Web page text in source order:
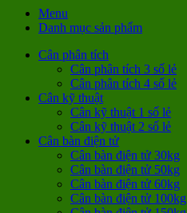
Menu
Danh mục sản phẩm
Cân phân tích
Cân phân tích 3 số lẻ
Cân phân tích 4 số lẻ
Cân kỹ thuật
Cân kỹ thuật 1 số lẻ
Cân kỹ thuật 2 số lẻ
Cân bàn điện tử
Cân bàn điện tử 30kg
Cân bàn điện tử 50kg
Cân bàn điện tử 60kg
Cân bàn điện tử 100kg